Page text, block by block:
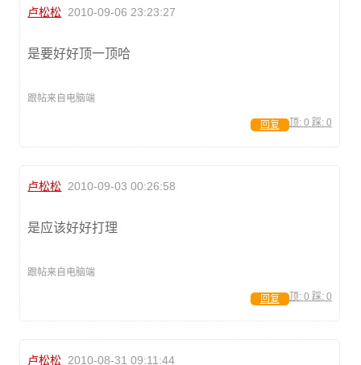
卢松松 2010-09-06 23:23:27
是要好好顶一顶哈
跟帖来自电脑端
顶: 0 踩: 0
回复
卢松松 2010-09-03 00:26:58
是应该好好打理
跟帖来自电脑端
顶: 0 踩: 0
回复
卢松松 2010-08-31 09:11:44